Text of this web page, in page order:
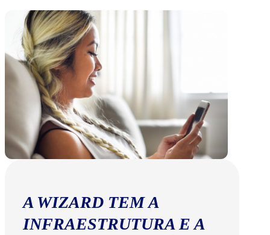
A WIZARD TEM A
INFRAESTRUTURA E A